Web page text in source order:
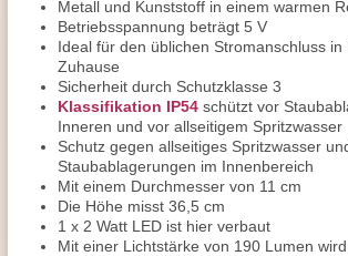
Metall und Kunststoff in einem warmen
Betriebsspannung beträgt 5 V
Ideal für den üblichen Stromanschluss in
Zuhause
Sicherheit durch Schutzklasse 3
Klassifikation IP54 schützt vor
Inneren und vor allseitigem Spritzwasser
Schutz gegen allseitiges Spritzwasser
Staubablagerungen im Innenbereich
Mit einem Durchmesser von 11 cm
Die Höhe misst 36,5 cm
1 x 2 Watt LED ist hier verbaut
Mit einer Lichtstärke von 190 Lumen